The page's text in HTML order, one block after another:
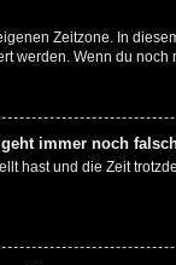
Zeitzone. In
werden. Wenn du
immer noch
hast und die Zeit